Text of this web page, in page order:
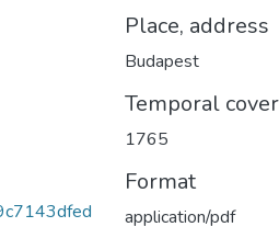
Place, address
Budapest
Temporal
1765
Format
application/pdf